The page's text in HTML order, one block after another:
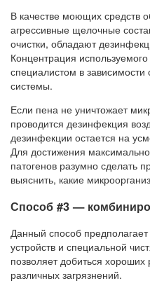
В качестве моющих средств
агрессивные щелочные
очистки, обладают
Концентрация
специалистом в зависимости
системы.
Если пена не уничтожает
проводится дезинфекция
дезинфекции остается на
Для достижения
патогенов разумно сделать
выяснить, какие
Способ #3 —
Данный способ
устройств и специальной
позволяет добиться хороших
различных загрязнений.